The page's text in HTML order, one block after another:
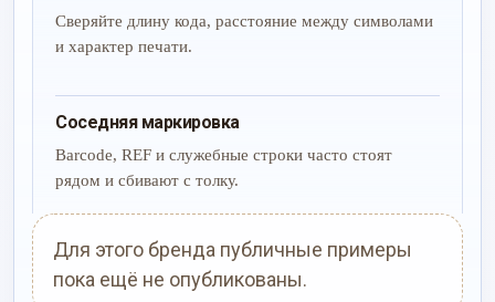
Сверяйте длину кода, расстояние между символами
и характер печати.
Соседняя маркировка
Barcode, REF и служебные строки часто стоят
рядом и сбивают с толку.
Для этого бренда публичные примеры
пока ещё не опубликованы.